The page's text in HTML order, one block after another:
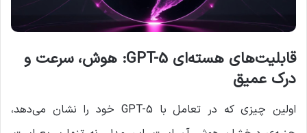
قابلیت‌های هسته‌ای
هوش، سرعت و
درک عمیق
اولین چیزی که در تعامل با GPT-5 خود را نشان می‌دهد،